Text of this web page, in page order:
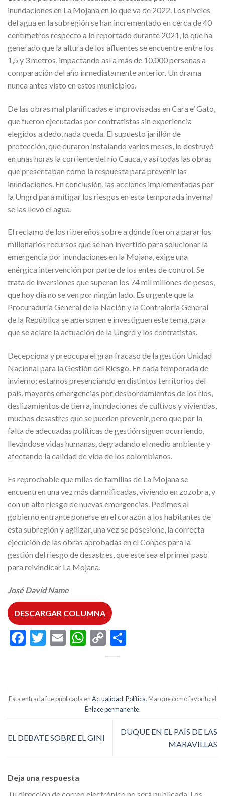
inundaciones en La Mojana en lo que va de 2022. Los niveles
del agua en la subregión se han incrementado en cerca de 40
centímetros respecto a lo reportado durante 2021, lo que ha
generado que la altura de los afluentes se encuentre entre los
1,5 y 3 metros, impactando así a más de 10.000 personas a
comparación del año inmediatamente anterior. Un drama
nunca antes visto en estos municipios.
De las obras mal planificadas e improvisadas en Cara e’ Gato,
que fueron ejecutadas por contratistas sin experiencia
elegidos a dedo, nada queda. El supuesto jarillón de
protección, que duraron instalando varios meses, lo destruyó
en unas horas la corriente del río Cauca, y así todas las obras
que presentaban como la respuesta para prevenir las
inundaciones. En conclusión, las acciones implementadas por
la Ungrd para mitigar los riesgos en esta temporada invernal
se las llevó el agua.
El reclamo de los ribereños sobre a dónde fueron a parar los
millonarios recursos que se han invertido para solucionar la
emergencia por inundaciones en la Mojana, exige una
enérgica intervención por parte de los entes de control. Se
trata de inversiones que superan los 74 mil millones de pesos,
que hoy día no se ven por ningún lado. Es urgente que la
Procuraduría General de la Nación y la Contraloría General
de la República se apersonen e investiguen este tema, para
que se aclare la actuación de la Ungrd y los contratistas.
Decepciona y preocupa el gran fracaso de la gestión Unidad
Nacional para la Gestión del Riesgo. En cada temporada de
invierno; estamos presenciando en distintos territorios del
país, mayores emergencias por desbordamientos de los ríos,
deslizamientos de tierra, inundaciones de cultivos y viviendas,
muchos desastres que se pueden prevenir, pero que por la
falta de adecuadas políticas de gestión siguen ocurriendo,
llevándose vidas humanas, degradando el medio ambiente y
afectando la calidad de vida de los colombianos.
Es reprochable que miles de familias de La Mojana se
encuentren una vez más damnificadas, viviendo en zozobra, y
con un alto riesgo de nuevas emergencias. Pedimos al
gobierno entrante ponerse en el corazón a los habitantes de
esta subregión y agilizar, una vez se posesione, la correcta
ejecución de las obras aprobadas en el Conpes para la
gestión del riesgo de desastres, que este sea el primer paso
para reivindicar La Mojana.
José David Name
DESCARGAR COLUMNA
Facebook
Twitter
EmailWhatsApp
Copy
Link
Esta entrada fue publicada enActualidad,Política. Marque como favorito el
Enlace permanente.
EL DEBATE SOBRE EL GINI
DUQUE EN EL PAÍS DE LAS
MARAVILLAS
Deja una respuesta